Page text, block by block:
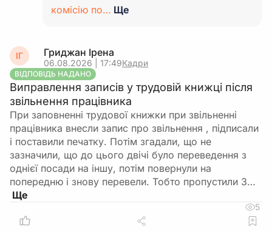
комісію по… Ще
ІГ Гриджан Ірена
06.08.2026 | 17:49Кадри
ВІДПОВІДЬ НАДАНО
Виправлення записів у трудовій книжці після
звільнення працівника
При заповненні трудової книжки при звільненні
працівника внесли запис про звільнення , підписали
і поставили печатку. Потім згадали, що не
зазначили, що до цього двічі було переведення з
однієї посади на іншу, потім повернули на
попередню і знову перевели. Тобто пропустили 3…
5